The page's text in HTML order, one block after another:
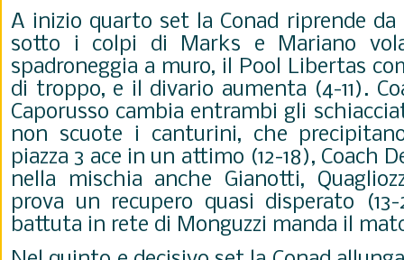
A inizio quarto set la Conad riprende da
sotto i colpi di Marks e Mariano
spadroneggia a muro, il Pool Libertas
di troppo, e il divario aumenta (4-11).
Caporusso cambia entrambi gli
non scuote i canturini, che
piazza 3 ace in un attimo (12-18), Coach
nella mischia anche Gianotti,
prova un recupero quasi disperato (13-
battuta in rete di Monguzzi manda il